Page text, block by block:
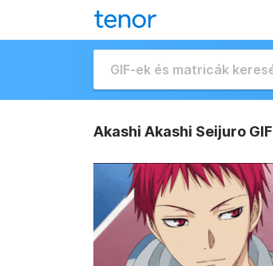
Akashi Akashi Seijuro GIF